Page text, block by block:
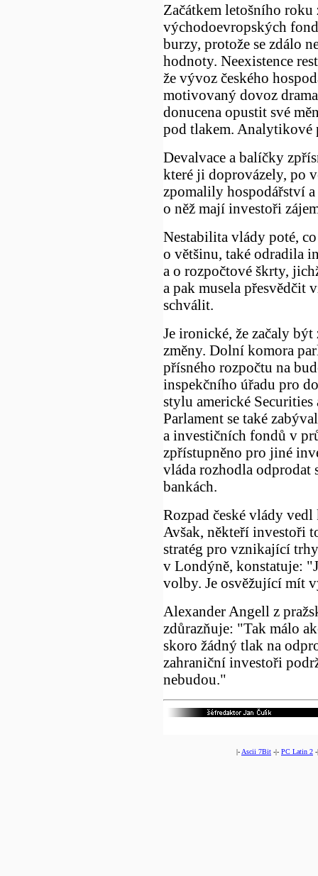
Začátkem letošního roku
východoevropských
burzy, protože se zdálo
hodnoty. Neexistence
že vývoz českého
motivovaný dovoz
donucena opustit své
pod tlakem. Analytikové
Devalvace a balíčky
které ji doprovázely, po
zpomalily hospodářství
o něž mají investoři
Nestabilita vlády poté,
o většinu, také odradila
a o rozpočtové škrty,
a pak musela přesvědčit
schválit.
Je ironické, že začaly
změny. Dolní komora
přísného rozpočtu na
inspekčního úřadu pro
stylu americké
Parlament se také
a investičních fondů v
zpřístupněno pro jiné
vláda rozhodla odprodat
bankách.
Rozpad české vlády
Avšak, někteří investoři
stratég pro vznikající
v Londýně, konstatuje:
volby. Je osvěžující mít
Alexander Angell z
zdůrazňuje: "Tak málo
skoro žádný tlak na
zahraniční investoři
nebudou."
|- Ascii 7Bit -|- PC Latin 2